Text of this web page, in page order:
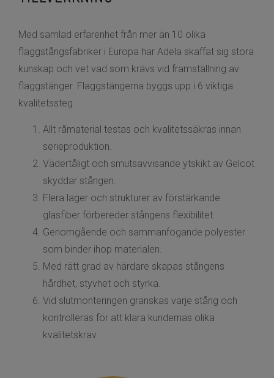
Med samlad erfarenhet från mer än 10 olika
flaggstångsfabriker i Europa har Adela skaffat sig stora
kunskap och vet vad som krävs vid framställning av
flaggstänger. Flaggstängerna byggs upp i 6 viktiga
kvalitetssteg.
Allt råmaterial testas och kvalitetssäkras innan
serieproduktion.
Vädertåligt och smutsavvisande ytskikt av Gelcot
skyddar stången.
Flera lager och strukturer av förstärkande
glasfiber förbereder stångens flexibilitet.
Genomgående och sammanfogande polyester
som binder ihop materialen.
Med rätt grad av härdare skapas stångens
hårdhet, styvhet och styrka.
Vid slutmonteringen granskas varje stång och
kontrolleras för att klara kundernas olika
kvalitetskrav.